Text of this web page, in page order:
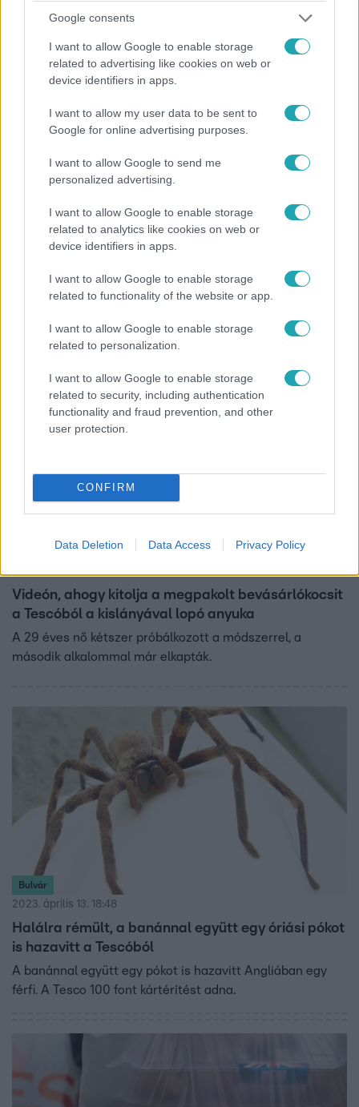
Google consents
I want to allow Google to enable storage
related to advertising like cookies on web or
device identifiers in apps.
I want to allow my user data to be sent to
Google for online advertising purposes.
I want to allow Google to send me
personalized advertising.
I want to allow Google to enable storage
related to analytics like cookies on web or
device identifiers in apps.
I want to allow Google to enable storage
related to functionality of the website or app.
I want to allow Google to enable storage
related to personalization.
I want to allow Google to enable storage
related to security, including authentication
functionality and fraud prevention, and other
user protection.
CONFIRM
Data Deletion Data Access Privacy Policy
milliárdos vesztesége lett volna.
Tűz volt éjjel a Váci úti Tescónál
Az üzletközpont tulajdonosa még nem végzett a
javításokkal, így az áruház zárva maradt.
Videón, ahogy kitolja a megpakolt bevásárlókocsit
a Tescóból a kislányával lopó anyuka
A 29 éves nő kétszer próbálkozott a módszerrel, a
második alkalommal már elkapták.
Bulvár
2023. április 13. 18:48
Halálra rémült, a banánnal együtt egy óriási pókot
is hazavitt a Tescóból
A banánnal együtt egy pókot is hazavitt Angliában egy
férfi. A Tesco 100 font kártérítést adna.